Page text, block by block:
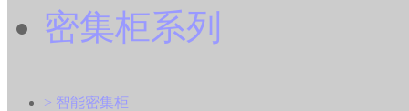
密集柜系列
> 智能密集柜